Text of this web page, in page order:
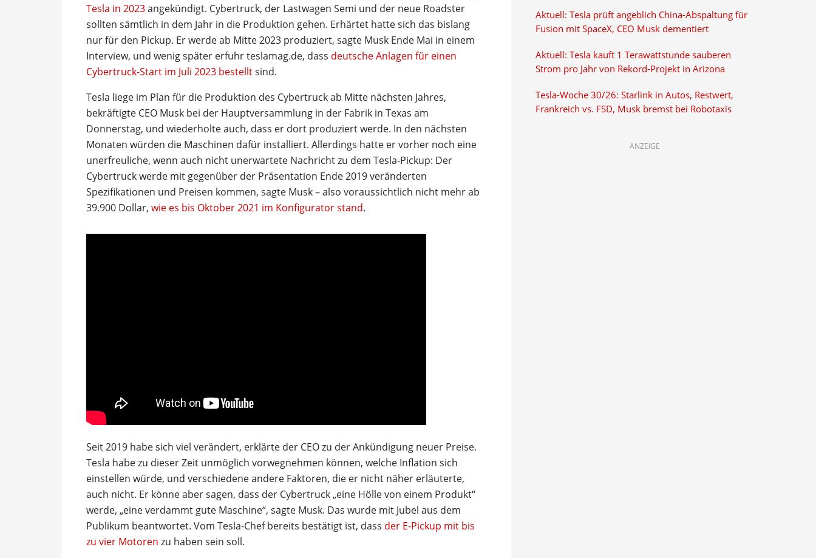
Tesla in 2023angekündigt. Cybertruck, der Lastwagen Semi und der neue Roadster
sollten sämtlich in dem Jahr in die Produktion gehen. Erhärtet hatte sich das bislang
nur für den Pickup. Er werde ab Mitte 2023 produziert, sagte Musk Ende Mai in einem
Interview, und wenig später erfuhr teslamag.de, dass deutsche Anlagen für einen
Cybertruck-Start im Juli 2023 bestelltsind.
Tesla liege im Plan für die Produktion des Cybertruck ab Mitte nächsten Jahres,
bekräftigte CEO Musk bei der Hauptversammlung in der Fabrik in Texas am
Donnerstag, und wiederholte auch, dass er dort produziert werde. In den nächsten
Monaten würden die Maschinen dafür installiert. Allerdings hatte er vorher noch eine
unerfreuliche, wenn auch nicht unerwartete Nachricht zu dem Tesla-Pickup: Der
Cybertruck werde mit gegenüber der Präsentation Ende 2019 veränderten
Spezifikationen und Preisen kommen, sagte Musk – also voraussichtlich nicht mehr ab
39.900 Dollar, wie es bis Oktober 2021 im Konfigurator stand.
Seit 2019 habe sich viel verändert, erklärte der CEO zu der Ankündigung neuer Preise.
Tesla habe zu dieser Zeit unmöglich vorwegnehmen können, welche Inflation sich
einstellen würde, und verschiedene andere Faktoren, die er nicht näher erläuterte,
auch nicht. Er könne aber sagen, dass der Cybertruck „eine Hölle von einem Produkt“
werde, „eine verdammt gute Maschine“, sagte Musk. Das wurde mit Jubel aus dem
Publikum beantwortet. Vom Tesla-Chef bereits bestätigt ist, dass der E-Pickup mit bis
zu vier Motoren zu haben sein soll.
Aktuell: Tesla prüft angeblich China-Abspaltung für
Fusion mit SpaceX, CEO Musk dementiert
Aktuell: Tesla kauft 1 Terawattstunde sauberen
Strom pro Jahr von Rekord-Projekt in Arizona
Tesla-Woche 30/26: Starlink in Autos, Restwert,
Frankreich vs. FSD, Musk bremst bei Robotaxis
ANZEIGE